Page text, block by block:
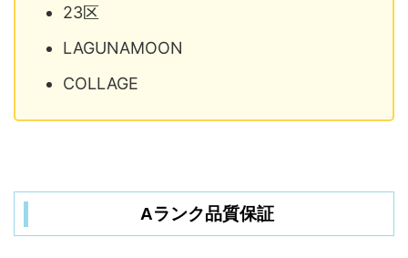
23区
LAGUNAMOON
COLLAGE
Aランク品質保証